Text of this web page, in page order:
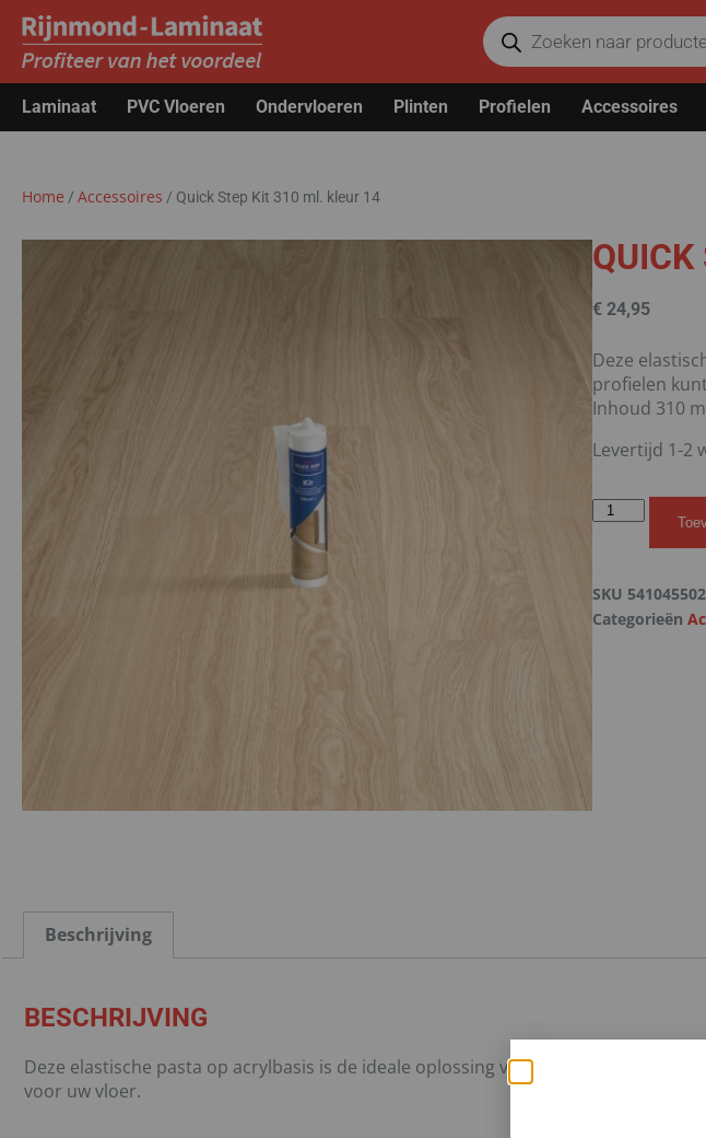
Laminaat PVC Vloeren Ondervloeren Plinten Profielen Accessoires
Home / Accessoires / Quick Step Kit 310 ml. kleur 14
€24,95
Deze
profielen
Inhoud 310
Levertijd 1-2
SKU
Categorieën
Beschrijving
BESCHRIJVING
Deze elastische pasta op acrylbasis is de ideale oplossing voor plaatsen waar u
voor uw vloer.